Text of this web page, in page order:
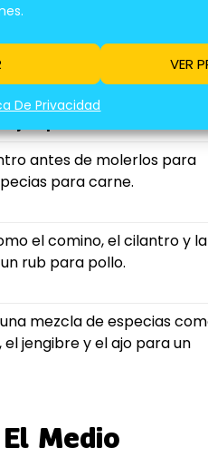
VER
De Privacidad
para crear
antes de molerlos para
para carne.
el comino, el cilantro y la
rub para pollo.
mezcla de especias
jengibre y el ajo para un
Medio